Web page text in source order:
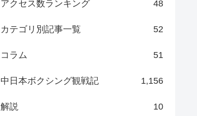
アクセス数ランキング 48
カテゴリ別記事一覧 52
コラム 51
中日本ボクシング観戦記 1,156
解説 10